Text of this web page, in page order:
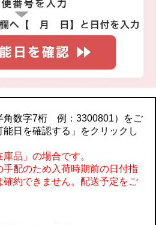
角数字7桁 例：3300801）をご
能日を確認する」をクリックし
品」の場合です。
手配のため入荷時期前の日付指
約できません。配送予定をご